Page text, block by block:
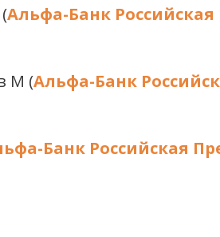
Альфа-Банк
М (Альфа-Банк
Банк Российская